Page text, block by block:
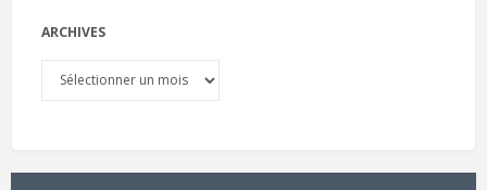
ARCHIVES